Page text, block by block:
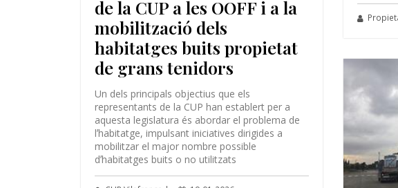
de la CUP a les OOFF i a la
mobilització dels
habitatges buits propietat
de grans tenidors
Un dels principals objectius que els
representants de la CUP han establert per a
aquesta legislatura és abordar el problema de
lʼhabitatge, impulsant iniciatives dirigides a
mobilitzar el major nombre possible
dʼhabitatges buits o no utilitzats